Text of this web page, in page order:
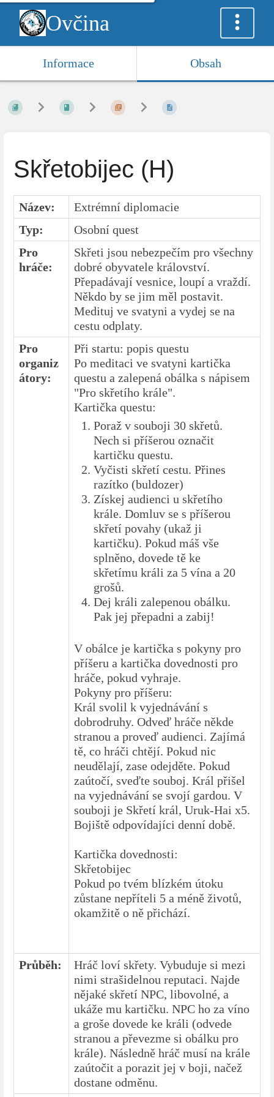
Ovčina
Informace Obsah
Skřetobijec (H)
Název:
Extrémní diplomacie
Typ:
Osobní quest
Pro
hráče:
Skřeti jsou nebezpečím pro všechny
dobré obyvatele království.
Přepadávají vesnice, loupí a vraždí.
Někdo by se jim měl postavit.
Medituj ve svatyni a vydej se na
cestu odplaty.
Pro
organiz
átory:
Při startu: popis questu
Po meditaci ve svatyni kartička
questu a zalepená obálka s nápisem
"Pro skřetího krále".
Kartička questu:
Poraž v souboji 30 skřetů.
Nech si příšerou označit
kartičku questu.
Vyčisti skřetí cestu. Přines
razítko (buldozer)
Získej audienci u skřetího
krále. Domluv se s příšerou
skřetí povahy (ukaž ji
kartičku). Pokud máš vše
splněno, dovede tě ke
skřetímu králi za 5 vína a 20
grošů.
Dej králi zalepenou obálku.
Pak jej přepadni a zabij!
V obálce je kartička s pokyny pro
příšeru a kartička dovednosti pro
hráče, pokud vyhraje.
Pokyny pro příšeru:
Král svolil k vyjednávání s
dobrodruhy. Odveď hráče někde
stranou a proveď audienci. Zajímá
tě, co hráči chtějí. Pokud nic
neudělají, zase odejděte. Pokud
zaútočí, sveďte souboj. Král přišel
na vyjednávání se svojí gardou. V
souboji je Skřetí král, Uruk-Hai x5.
Bojiště odpovídajíci denní době.
Kartička dovednosti:
Skřetobijec
Pokud po tvém blízkém útoku
zůstane nepříteli 5 a méně životů,
okamžitě o ně přichází.
Průběh:
Hráč loví skřety. Vybuduje si mezi
nimi strašidelnou reputaci. Najde
nějaké skřetí NPC, libovolné, a
ukáže mu kartičku. NPC ho za víno
a groše dovede ke králi (odvede
stranou a převezme si obálku pro
krále). Následně hráč musí na krále
zaútočit a porazit jej v boji, načež
dostane odměnu.